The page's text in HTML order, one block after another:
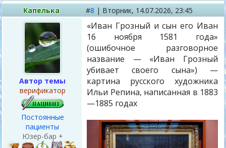
Капелька
#8 | Вторник, 14.07.2026, 23:45
Автор темы
верификатор
Постоянные
пациенты
Юзер-бар +
«Иван Грозный и сын его Иван
16 ноября 1581 года»
(ошибочное разговорное
название — «Иван Грозный
убивает своего сына») —
картина русского художника
Ильи Репина, написанная в 1883
—1885 годах